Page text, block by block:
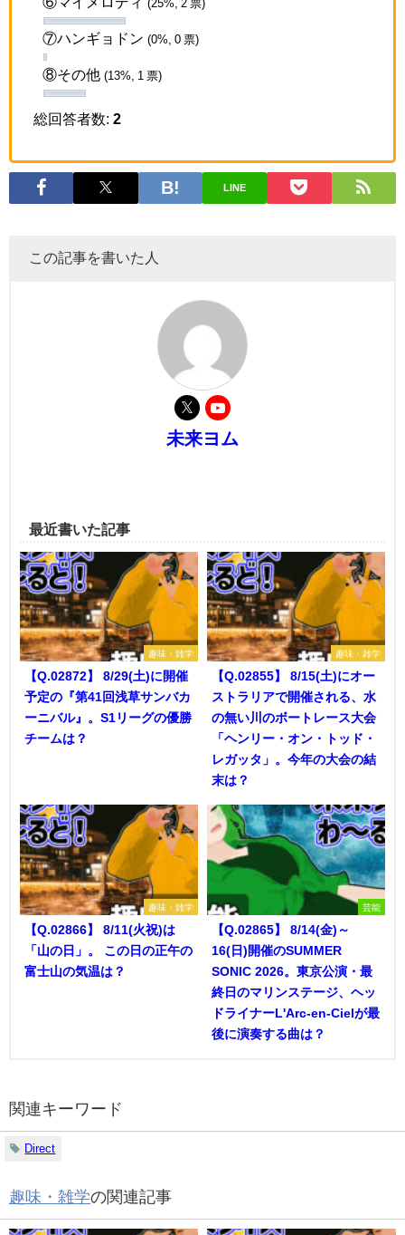
(25%, 2 票)
⑦ハンギョドン (0%, 0 票)
⑧その他 (13%, 1 票)
総回答者数: 2
LINE
この記事を書いた人
未来ヨム
最近書いた記事
趣味・雑学
【Q.02872】 8/29(土)に開催
予定の『第41回浅草サンバカ
ーニバル』。S1リーグの優勝
チームは？
趣味・雑学
【Q.02855】 8/15(土)にオー
ストラリアで開催される、水
の無い川のボートレース大会
「ヘンリー・オン・トッド・
レガッタ」。今年の大会の結
末は？
趣味・雑学
【Q.02866】 8/11(火祝)は
「山の日」。 この日の正午の
富士山の気温は？
芸能
【Q.02865】 8/14(金)～
16(日)開催のSUMMER
SONIC 2026。東京公演・最
終日のマリンステージ、ヘッ
ドライナーL'Arc-en-Cielが最
後に演奏する曲は？
関連キーワード
Direct
趣味・雑学の関連記事